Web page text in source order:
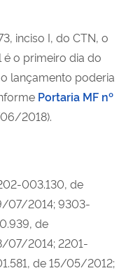
inciso I, do CTN, o
o primeiro dia do
lançamento poderia
Portaria MF nº
2018).
003.130, de
07/2014; 9303-
de
07/2014; 2201-
de 15/05/2012;